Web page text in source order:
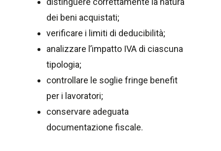
dei beni acquistati;
verificare i limiti di deducibilità;
analizzare l’impatto IVA di ciascuna
tipologia;
controllare le soglie fringe benefit
per i lavoratori;
conservare adeguata
documentazione fiscale.